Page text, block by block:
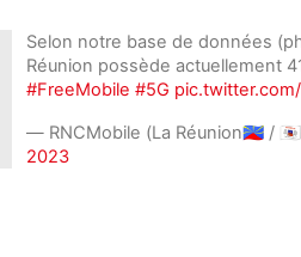
Selon notre base de données
Réunion possède actuellement
#FreeMobile #5G
— RNCMobile (La Réunion🇷🇪 /
2023